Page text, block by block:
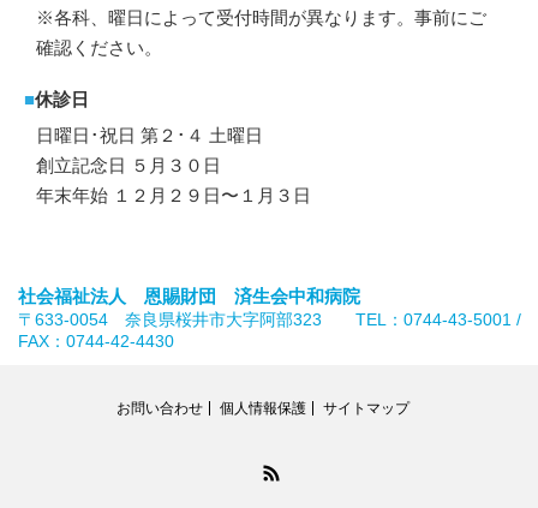
※各科、曜日によって受付時間が異なります。事前にご
確認ください。
■休診日
日曜日･祝日 第２･４ 土曜日
創立記念日 ５月３０日
年末年始 １２月２９日〜１月３日
社会福祉法人 恩賜財団 済生会中和病院
〒633-0054 奈良県桜井市大字阿部323 TEL：0744-43-5001 /
FAX：0744-42-4430
お問い合わせ 個人情報保護 サイトマップ